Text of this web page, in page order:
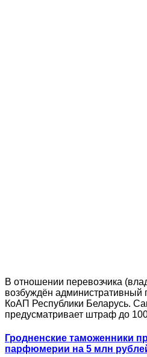
В отношении перевозчика
возбуждён административный
КоАП Республики Беларусь.
предусматривает штраф до
Гродненские таможенники
парфюмерии на 5 млн